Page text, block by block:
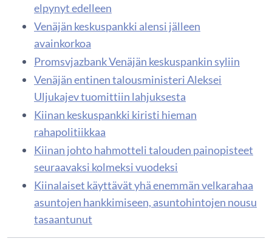
elpynyt edelleen
Venäjän keskuspankki alensi jälleen
avainkorkoa
Promsvjazbank Venäjän keskuspankin syliin
Venäjän entinen talousministeri Aleksei
Uljukajev tuomittiin lahjuksesta
Kiinan keskuspankki kiristi hieman
rahapolitiikkaa
Kiinan johto hahmotteli talouden painopisteet
seuraavaksi kolmeksi vuodeksi
Kiinalaiset käyttävät yhä enemmän velkarahaa
asuntojen hankkimiseen, asuntohintojen nousu
tasaantunut